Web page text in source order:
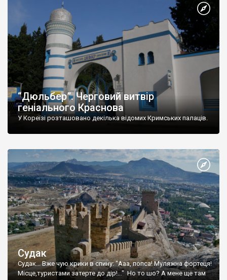
“Дюльбер”. Черговий витвір
геніального Краснова
У Кореїзі розташовано декілька відомих Кримських палаців.
Судак
Судак... Вже чую крики в спину: "Ааа, попса! Муляжна фортеця!
Місце,туристами затерте до дір!..." Но то шо? А мене ще там